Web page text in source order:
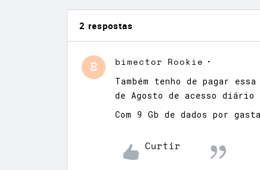
2 respostas
B bimector Rookie
Também tenho de pagar
de Agosto de acesso diário
Com 9 Gb de dados por
Curtir